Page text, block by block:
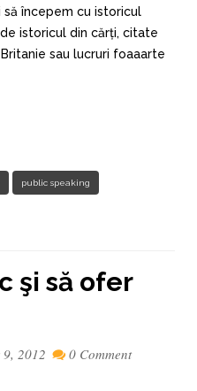
începem cu istoricul
istoricul din cărți, citate
sau lucruri foaaarte
public speaking
şi să ofer
9, 2012 0 Comment